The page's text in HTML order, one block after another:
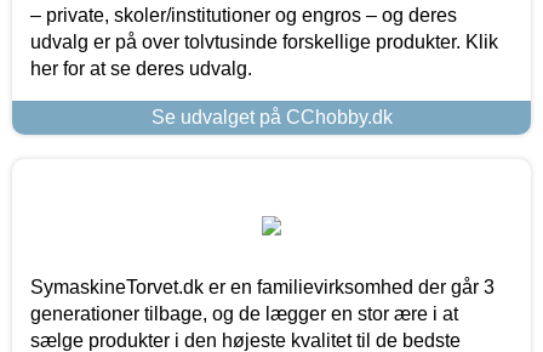
– private, skoler/institutioner og engros – og deres
udvalg er på over tolvtusinde forskellige produkter. Klik
her for at se deres udvalg.
Se udvalget på CChobby.dk
SymaskineTorvet.dk er en familievirksomhed der går 3
generationer tilbage, og de lægger en stor ære i at
sælge produkter i den højeste kvalitet til de bedste